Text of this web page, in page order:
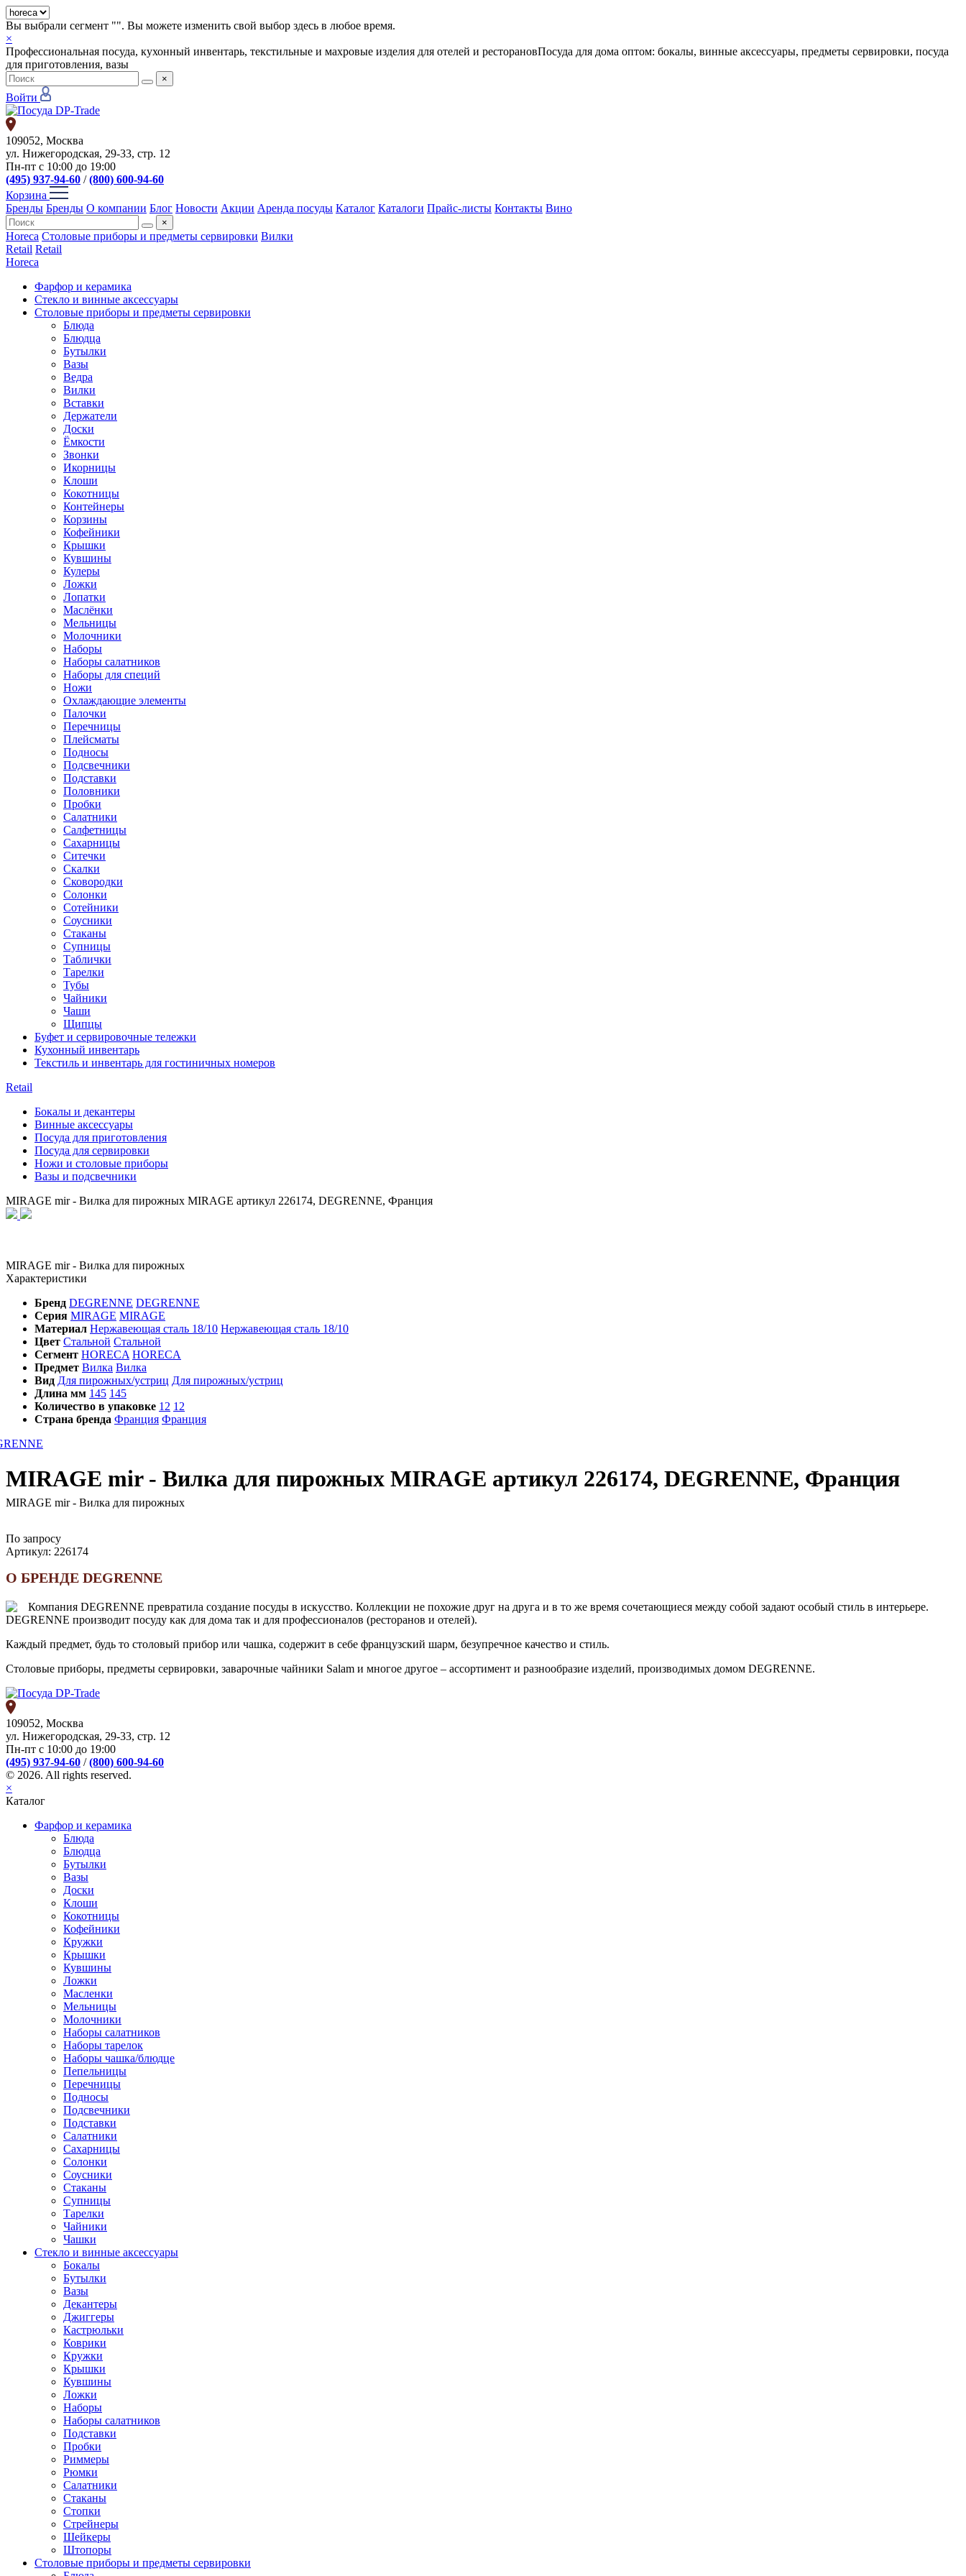
Вы выбрали сегмент "". Вы можете изменить свой выбор здесь в любое время.
×
Профессиональная посуда, кухонный инвентарь, текстильные и махровые изделия для отелей и ресторановПосуда для дома оптом: бокалы, винные аксессуары, предметы сервировки, посуда
для приготовления, вазы
×
Войти
109052, Москва
ул. Нижегородская, 29-33, стр. 12
Пн-пт с 10:00 до 19:00
(495) 937-94-60 /(800) 600-94-60
Корзина
Бренды Бренды О компании Блог Новости Акции Аренда посуды Каталог Каталоги Прайс-листы Контакты Вино
×
Horeca Столовые приборы и предметы сервировки Вилки
Retail Retail
Horeca
Фарфор и керамика
Стекло и винные аксессуары
Столовые приборы и предметы сервировки
Блюда
Блюдца
Бутылки
Вазы
Ведра
Вилки
Вставки
Держатели
Доски
Ёмкости
Звонки
Икорницы
Клоши
Кокотницы
Контейнеры
Корзины
Кофейники
Крышки
Кувшины
Кулеры
Ложки
Лопатки
Маслёнки
Мельницы
Молочники
Наборы
Наборы салатников
Наборы для специй
Ножи
Охлаждающие элементы
Палочки
Перечницы
Плейсматы
Подносы
Подсвечники
Подставки
Половники
Пробки
Салатники
Салфетницы
Сахарницы
Ситечки
Скалки
Сковородки
Солонки
Сотейники
Соусники
Стаканы
Супницы
Таблички
Тарелки
Тубы
Чайники
Чаши
Щипцы
Буфет и сервировочные тележки
Кухонный инвентарь
Текстиль и инвентарь для гостиничных номеров
Retail
Бокалы и декантеры
Винные аксессуары
Посуда для приготовления
Посуда для сервировки
Ножи и столовые приборы
Вазы и подсвечники
MIRAGE mir - Вилка для пирожных MIRAGE артикул 226174, DEGRENNE, Франция
MIRAGE mir - Вилка для пирожных
Характеристики
Бренд DEGRENNE DEGRENNE
Серия MIRAGE MIRAGE
Материал Нержавеющая сталь 18/10 Нержавеющая сталь 18/10
Цвет Стальной Стальной
Сегмент HORECA HORECA
Предмет Вилка Вилка
Вид Для пирожных/устриц Для пирожных/устриц
Длина мм 145 145
Количество в упаковке 12 12
Страна бренда Франция Франция
MIRAGE mir - Вилка для пирожных MIRAGE артикул 226174, DEGRENNE, Франция
MIRAGE mir - Вилка для пирожных
По запросу
Артикул: 226174
О БРЕНДЕ DEGRENNE
Компания DEGRENNE превратила создание посуды в искусство. Коллекции не похожие друг на друга и в то же время сочетающиеся между собой задают особый стиль в интерьере.
DEGRENNE производит посуду как для дома так и для профессионалов (ресторанов и отелей).
Каждый предмет, будь то столовый прибор или чашка, содержит в себе французский шарм, безупречное качество и стиль.
Столовые приборы, предметы сервировки, заварочные чайники Salam и многое другое – ассортимент и разнообразие изделий, производимых домом DEGRENNE.
109052, Москва
ул. Нижегородская, 29-33, стр. 12
Пн-пт с 10:00 до 19:00
(495) 937-94-60 /(800) 600-94-60
© 2026. All rights reserved.
×
Каталог
Фарфор и керамика
Блюда
Блюдца
Бутылки
Вазы
Доски
Клоши
Кокотницы
Кофейники
Кружки
Крышки
Кувшины
Ложки
Масленки
Мельницы
Молочники
Наборы салатников
Наборы тарелок
Наборы чашка/блюдце
Пепельницы
Перечницы
Подносы
Подсвечники
Подставки
Салатники
Сахарницы
Солонки
Соусники
Стаканы
Супницы
Тарелки
Чайники
Чашки
Стекло и винные аксессуары
Бокалы
Бутылки
Вазы
Декантеры
Джиггеры
Кастрюльки
Коврики
Кружки
Крышки
Кувшины
Ложки
Наборы
Наборы салатников
Подставки
Пробки
Риммеры
Рюмки
Салатники
Стаканы
Стопки
Стрейнеры
Шейкеры
Штопоры
Столовые приборы и предметы сервировки